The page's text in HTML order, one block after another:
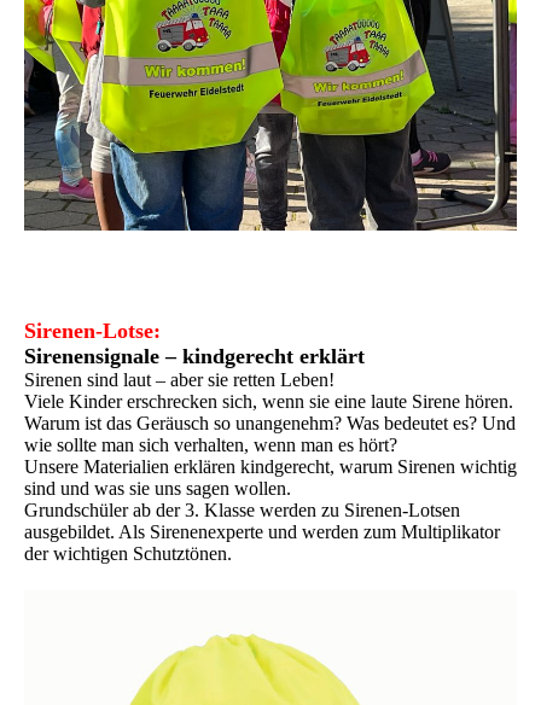
Sirenen-Lotse:
Sirenensignale – kindgerecht erklärt
Sirenen sind laut – aber sie retten Leben!
Viele Kinder erschrecken sich, wenn sie eine laute Sirene hören.
Warum ist das Geräusch so unangenehm? Was bedeutet es? Und
wie sollte man sich verhalten, wenn man es hört?
Unsere Materialien erklären kindgerecht, warum Sirenen wichtig
sind und was sie uns sagen wollen.
Grundschüler ab der 3. Klasse werden zu Sirenen-Lotsen
ausgebildet. Als Sirenenexperte und werden zum Multiplikator
der wichtigen Schutztönen.